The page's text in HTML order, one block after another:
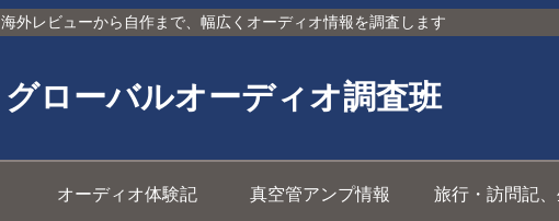
海外レビューから自作まで、幅広くオーディオ情報を調査します
グローバルオーディオ調査班
オーディオ体験記 真空管アンプ情報 旅行・訪問記